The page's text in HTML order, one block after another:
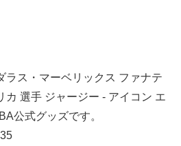
ラス・マーベリックス ファナテ
カ 選手 ジャージー - アイコン エ
公式グッズです。